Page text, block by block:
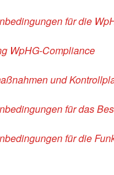
für die
WpHG-Compliance
und
für das
für die